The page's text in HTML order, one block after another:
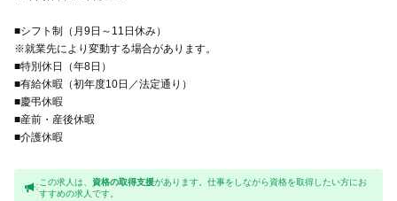
■シフト制（月9日～11日休み）
※就業先により変動する場合があります。
■特別休日（年8日）
■有給休暇（初年度10日／法定通り）
■慶弔休暇
■産前・産後休暇
■介護休暇
この求人は、資格の取得支援があります。仕事をしながら資格を取得したい方にお
すすめの求人です。